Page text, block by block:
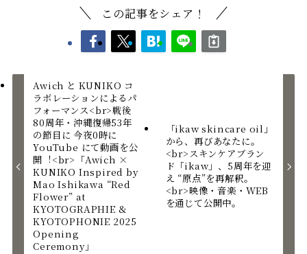
この記事をシェア！
Awich と KUNIKO コ
ラボレーションによるパ
フォーマンス<br>戦後
80周年・沖縄復帰53年
の節⽬に 今夜0時に
YouTube にて動画を公
開︕<br>「Awich ×
KUNIKO Inspired by
Mao Ishikawa “Red
Flower” at
KYOTOGRAPHIE &
KYOTOPHONIE 2025
Opening
Ceremony」
「ikaw skincare oil」
から、再びあなたに。
<br>スキンケアブラン
ド「ikaw」、5周年を迎
え “原点”を再解釈。
<br>映像・音楽・WEB
を通じて公開中。